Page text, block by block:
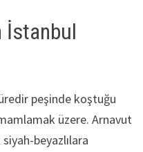
İstanbul
peşinde koştuğu
üzere. Arnavut
beyazlılara